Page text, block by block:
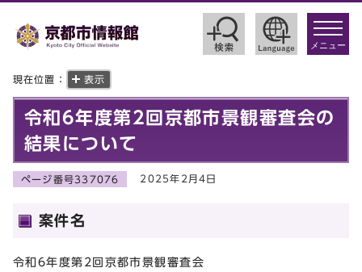
toggle
メニュー
現在位置： 表示
令和6年度第2回京都市景観審査会の
結果について
ページ番号337076 2025年2月4日
案件名
令和6年度第2回京都市景観審査会